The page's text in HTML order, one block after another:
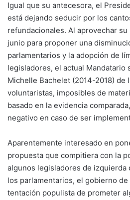
Igual que su antecesora, el
está dejando seducir por los
refundacionales. Al aprovechar
junio para proponer una
parlamentarios y la adopción de
legisladores, el actual Mandatario
Michelle Bachelet (2014-2018) de
voluntaristas, imposibles de
basado en la evidencia
negativo en caso de ser
Aparentemente interesado en
propuesta que compitiera con la
algunos legisladores de izquierda
los parlamentarios, el gobierno de
tentación populista de prometer